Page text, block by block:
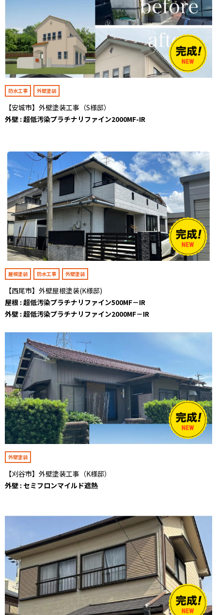
防水工事 外壁塗装
【安城市】外壁塗装工事（S様邸）
外壁 : 超低汚染プラチナリファイン2000MF-IR
屋根塗装 防水工事 外壁塗装
【西尾市】外壁屋根塗装(K様邸)
屋根 : 超低汚染プラチナリファイン500MF－IR
外壁 : 超低汚染プラチナリファイン2000MF－IR
外壁塗装
【刈谷市】外壁塗装工事（K様邸）
外壁 : セミフロンマイルド遮熱